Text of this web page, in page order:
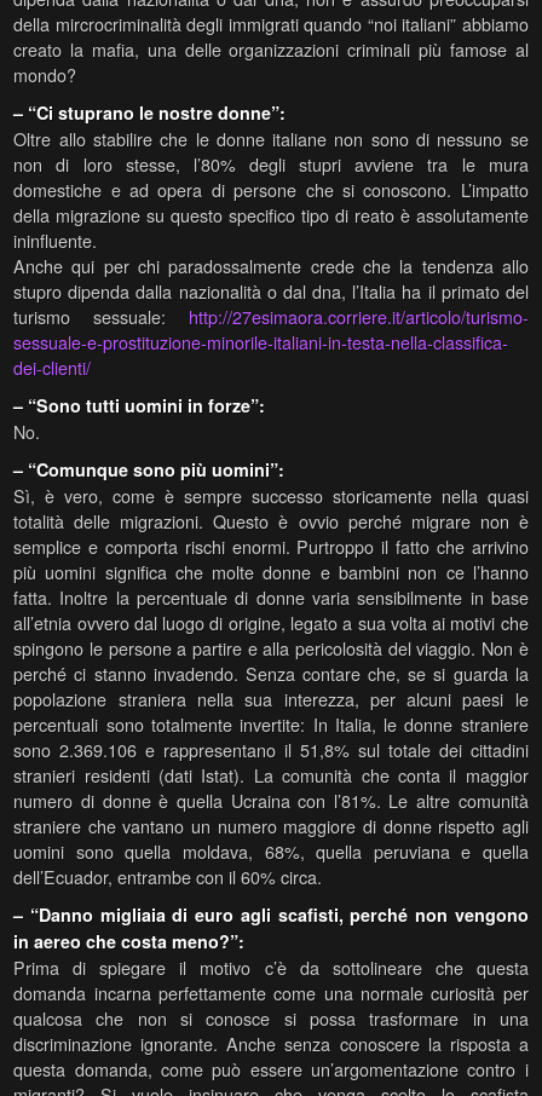
della mircrocriminalità degli immigrati quando “noi italiani” abbiamo
creato la mafia, una delle organizzazioni criminali più famose al
mondo?
– “Ci stuprano le nostre donne”:
Oltre allo stabilire che le donne italiane non sono di nessuno se
non di loro stesse, l’80% degli stupri avviene tra le mura
domestiche e ad opera di persone che si conoscono. L’impatto
della migrazione su questo specifico tipo di reato è assolutamente
ininfluente.
Anche qui per chi paradossalmente crede che la tendenza allo
stupro dipenda dalla nazionalità o dal dna, l’Italia ha il primato del
turismo sessuale: http://27esimaora.corriere.it/articolo/turismo-
sessuale-e-prostituzione-minorile-italiani-in-testa-nella-classifica-
dei-clienti/
– “Sono tutti uomini in forze”:
No.
– “Comunque sono più uomini”:
Sì, è vero, come è sempre successo storicamente nella quasi
totalità delle migrazioni. Questo è ovvio perché migrare non è
semplice e comporta rischi enormi. Purtroppo il fatto che arrivino
più uomini significa che molte donne e bambini non ce l’hanno
fatta. Inoltre la percentuale di donne varia sensibilmente in base
all’etnia ovvero dal luogo di origine, legato a sua volta ai motivi che
spingono le persone a partire e alla pericolosità del viaggio. Non è
perché ci stanno invadendo. Senza contare che, se si guarda la
popolazione straniera nella sua interezza, per alcuni paesi le
percentuali sono totalmente invertite: In Italia, le donne straniere
sono 2.369.106 e rappresentano il 51,8% sul totale dei cittadini
stranieri residenti (dati Istat). La comunità che conta il maggior
numero di donne è quella Ucraina con l’81%. Le altre comunità
straniere che vantano un numero maggiore di donne rispetto agli
uomini sono quella moldava, 68%, quella peruviana e quella
dell’Ecuador, entrambe con il 60% circa.
– “Danno migliaia di euro agli scafisti, perché non vengono
in aereo che costa meno?”:
Prima di spiegare il motivo c’è da sottolineare che questa
domanda incarna perfettamente come una normale curiosità per
qualcosa che non si conosce si possa trasformare in una
discriminazione ignorante. Anche senza conoscere la risposta a
questa domanda, come può essere un’argomentazione contro i